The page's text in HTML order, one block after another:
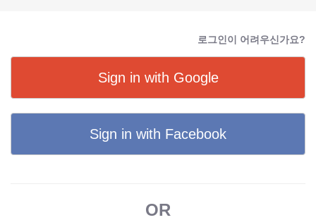
로그인이 어려우신가요?
Sign in with Google
Sign in with Facebook
OR